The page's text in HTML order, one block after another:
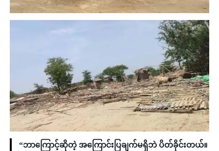
“ဘာကြောင့်ဆိုတဲ့ အကြောင်းပြချက်မရှိဘဲ ပိတ်ခိုင်းတယ်။